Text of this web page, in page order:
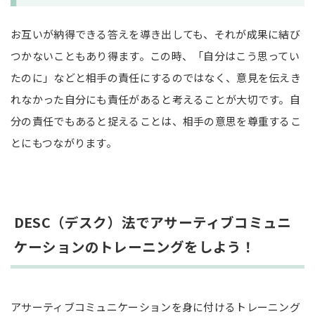
お互いが納得できる答えを導き出しても、それが成果に結び
つかないこともあり得ます。この時、「自分はこう思ってい
たのに」などと相手の責任にするのではなく、意見を伝えき
れなかった自分にも責任があると考えることが大切です。自
分の責任でもあると捉えることは、相手の意思を尊重するこ
とにもつながります。
DESC（デスク）法でアサーティブコミュニ
ケーションのトレーニングをしよう！
アサーティブコミュニケーションを身に付けるトレーニング